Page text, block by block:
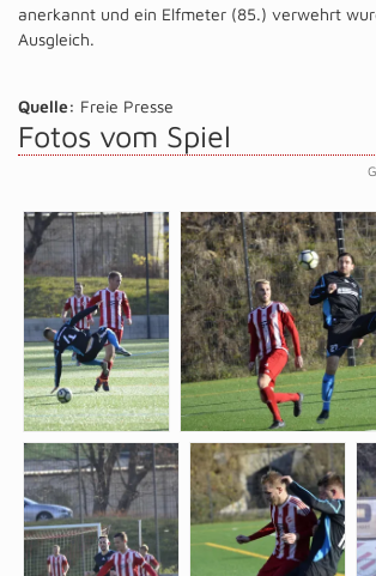
anerkannt und ein Elfmeter (85.) verwehrt
Ausgleich.
Quelle: Freie Presse
Fotos vom Spiel